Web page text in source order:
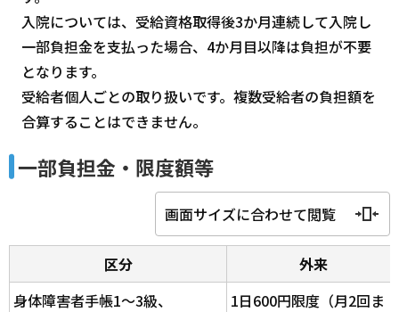
入院については、受給資格取得後3か月連続して入院し
一部負担金を支払った場合、4か月目以降は負担が不要
となります。
受給者個人ごとの取り扱いです。複数受給者の負担額を
合算することはできません。
一部負担金・限度額等
画面サイズに合わせて閲覧
区分
外来
身体障害者手帳1～3級、
1日600円限度（月2回ま